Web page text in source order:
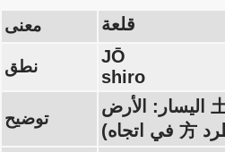
معنى قلعة
نطق
JŌ
shiro
توضيح
اليسار: الأرض 土، اليمين: تصبح/تنشأ 成